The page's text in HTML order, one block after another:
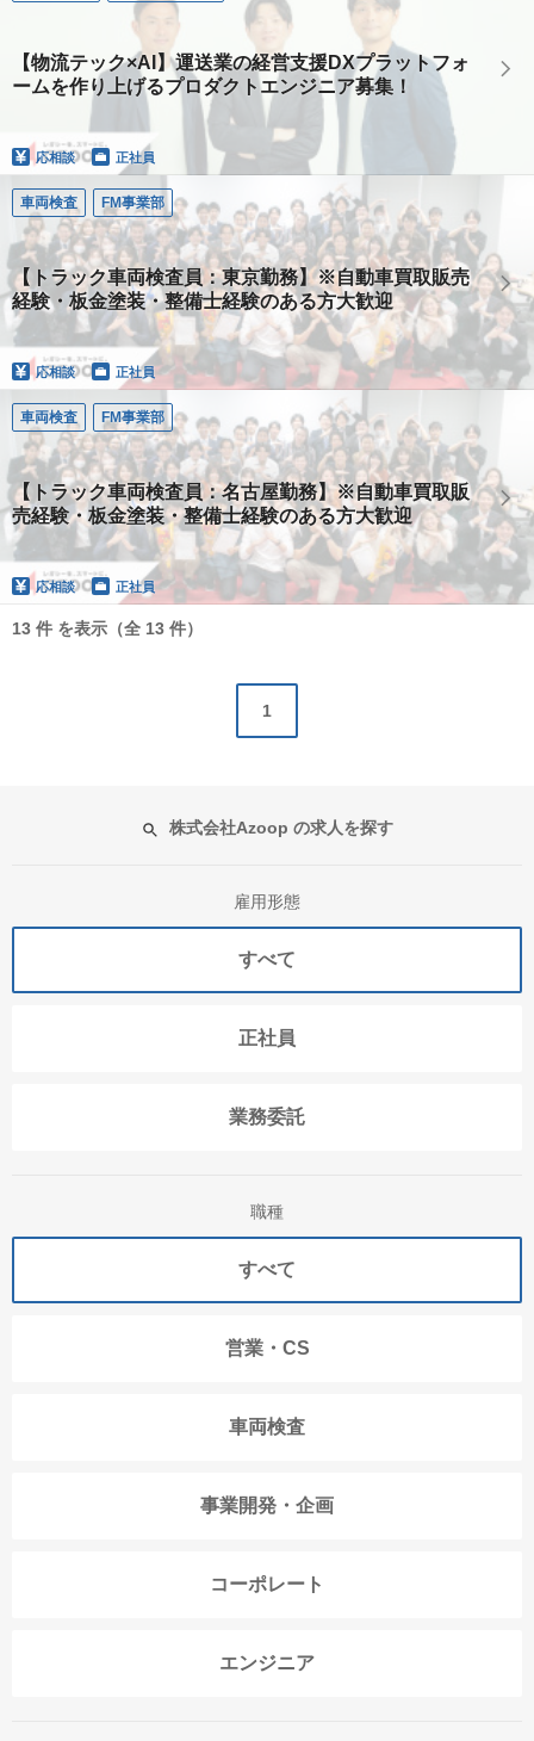
【物流テック×AI】運送業の経営支援DXプラットフォ
ームを作り上げるプロダクトエンジニア募集！
応相談 正社員
車両検査 FM事業部
【トラック車両検査員：東京勤務】※自動車買取販売
経験・板金塗装・整備士経験のある方大歓迎
応相談 正社員
車両検査 FM事業部
【トラック車両検査員：名古屋勤務】※自動車買取販
売経験・板金塗装・整備士経験のある方大歓迎
応相談 正社員
13 件 を表示（全 13 件）
1
株式会社Azoop の求人を探す
雇用形態
すべて
正社員
業務委託
職種
すべて
営業・CS
車両検査
事業開発・企画
コーポレート
エンジニア